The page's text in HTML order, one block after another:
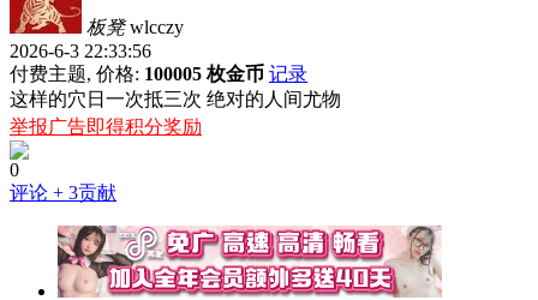
板凳 wlcczy
2026-6-3 22:33:56
付费主题, 价格: 100005 枚金币 记录
这样的穴日一次抵三次 绝对的人间尤物
举报广告即得积分奖励
0
评论 + 3贡献